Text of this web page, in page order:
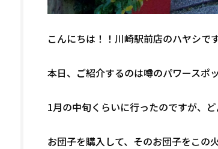
こんにちは！！川崎駅前店のハヤシで
本日、ご紹介するのは噂のパワースポ
1月の中旬くらいに行ったのですが、
お団子を購入して、そのお団子をこ